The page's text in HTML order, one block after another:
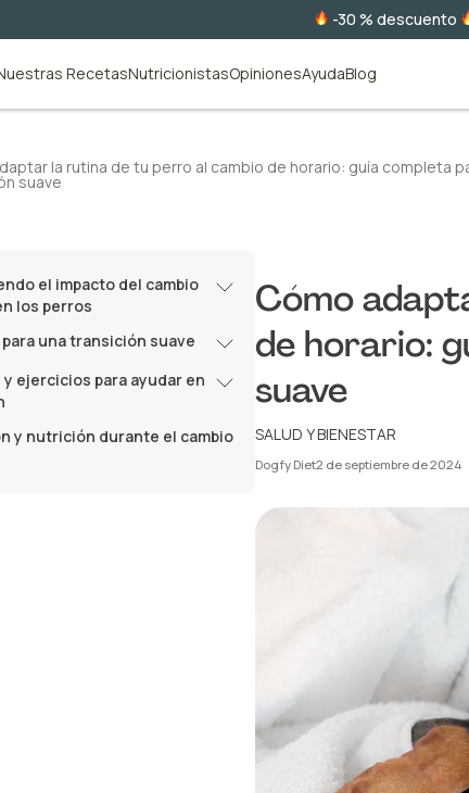
-30 % descuento
RecetasNutricionistasOpinionesAyudaBlog
la rutina de tu perro al cambio de horario: guía completa
suave
el impacto del cambio
los perros
una transición suave
ejercicios para ayudar en
y nutrición durante el cambio
Cómo
de horario:
suave
SALUD Y BIENESTAR
Dogfy Diet2 de septiembre de 2024